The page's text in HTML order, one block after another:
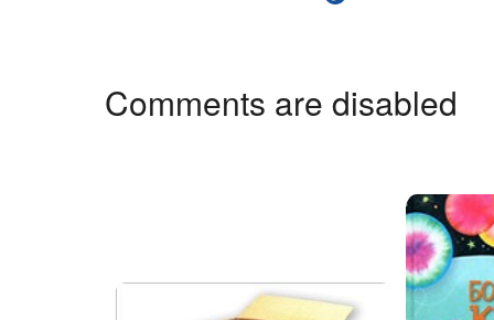
Comments are disabled